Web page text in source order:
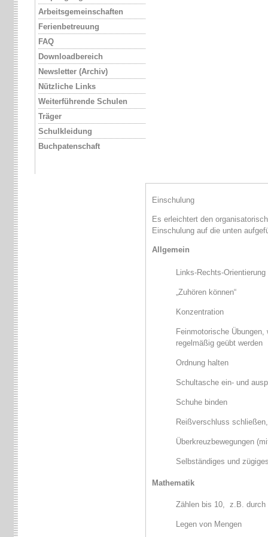
Arbeitsgemeinschaften
Ferienbetreuung
FAQ
Downloadbereich
Newsletter (Archiv)
Nützliche Links
Weiterführende Schulen
Träger
Schulkleidung
Buchpatenschaft
Einschulung
Es erleichtert den
Einschulung auf die unten
Allgemein
Links-Rechts-
„Zuhören können“
Konzentration
Feinmotorische
regelmäßig geübt werden
Ordnung halten
Schultasche ein- und
Schuhe binden
Reißverschluss
Überkreuzbewegungen
Selbständiges und
Mathematik
Zählen bis 10, z.B. durch
Legen von Mengen